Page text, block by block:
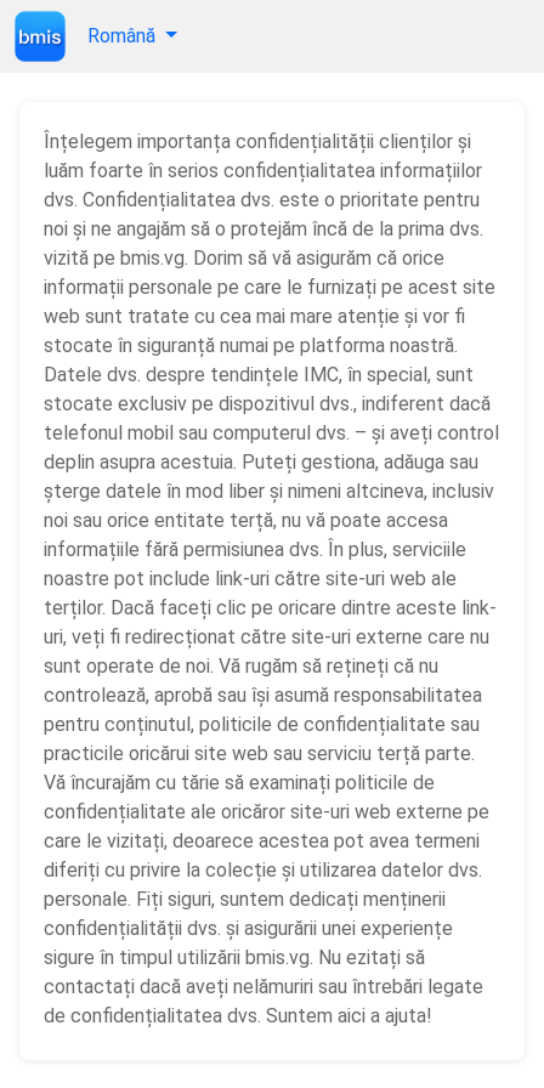
Română
Înțelegem importanța confidențialității clienților și
luăm foarte în serios confidențialitatea informațiilor
dvs. Confidențialitatea dvs. este o prioritate pentru
noi și ne angajăm să o protejăm încă de la prima dvs.
vizită pe bmis.vg. Dorim să vă asigurăm că orice
informații personale pe care le furnizați pe acest site
web sunt tratate cu cea mai mare atenție și vor fi
stocate în siguranță numai pe platforma noastră.
Datele dvs. despre tendințele IMC, în special, sunt
stocate exclusiv pe dispozitivul dvs., indiferent dacă
telefonul mobil sau computerul dvs. – și aveți control
deplin asupra acestuia. Puteți gestiona, adăuga sau
șterge datele în mod liber și nimeni altcineva, inclusiv
noi sau orice entitate terță, nu vă poate accesa
informațiile fără permisiunea dvs. În plus, serviciile
noastre pot include link-uri către site-uri web ale
terților. Dacă faceți clic pe oricare dintre aceste link-
uri, veți fi redirecționat către site-uri externe care nu
sunt operate de noi. Vă rugăm să rețineți că nu
controlează, aprobă sau își asumă responsabilitatea
pentru conținutul, politicile de confidențialitate sau
practicile oricărui site web sau serviciu terță parte.
Vă încurajăm cu tărie să examinați politicile de
confidențialitate ale oricăror site-uri web externe pe
care le vizitați, deoarece acestea pot avea termeni
diferiți cu privire la colecție și utilizarea datelor dvs.
personale. Fiți siguri, suntem dedicați menținerii
confidențialității dvs. și asigurării unei experiențe
sigure în timpul utilizării bmis.vg. Nu ezitați să
contactați dacă aveți nelămuriri sau întrebări legate
de confidențialitatea dvs. Suntem aici a ajuta!